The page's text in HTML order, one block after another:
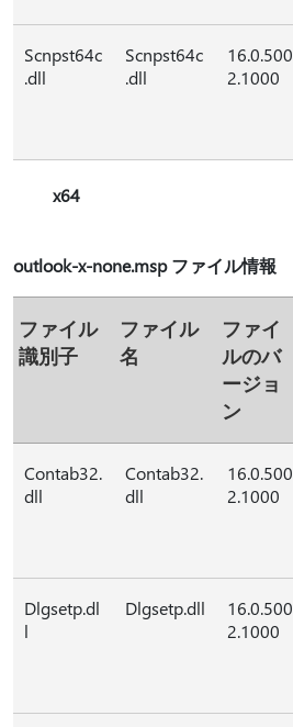
Scnpst64c
.dll
Scnpst64c
.dll
16.0.500
2.1000
x64
outlook-x-none.msp ファイル情報
ファイル
識別子
ファイル
名
ファイ
ルのバ
ージョ
ン
Contab32.
dll
Contab32.
dll
16.0.500
2.1000
Dlgsetp.dl
l
Dlgsetp.dll
16.0.500
2.1000